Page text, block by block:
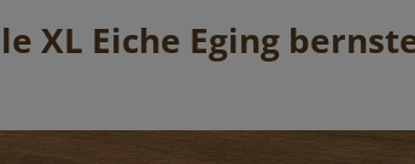
XL Eiche Eging